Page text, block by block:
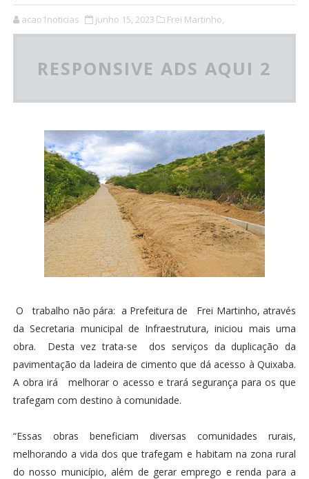
acao1noticias junho 15, 2023 Frei Martinho,
RESPONSIVE ADS AQUI 2
O trabalho não pára: a Prefeitura de Frei Martinho, através
da Secretaria municipal de Infraestrutura, iniciou mais uma
obra. Desta vez trata-se dos serviços da duplicação da
pavimentação da ladeira de cimento que dá acesso à Quixaba.
A obra irá melhorar o acesso e trará segurança para os que
trafegam com destino à comunidade.
“Essas obras beneficiam diversas comunidades rurais,
melhorando a vida dos que trafegam e habitam na zona rural
do nosso município, além de gerar emprego e renda para a